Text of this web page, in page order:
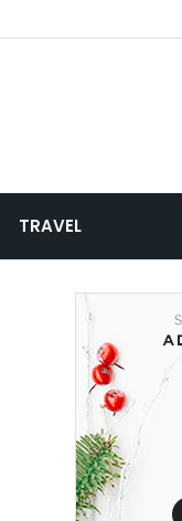
TRAVEL